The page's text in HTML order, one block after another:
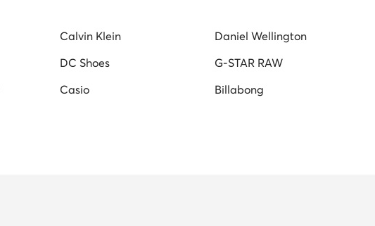
Calvin Klein
Daniel Wellington
DC Shoes
G-STAR RAW
Casio
Billabong